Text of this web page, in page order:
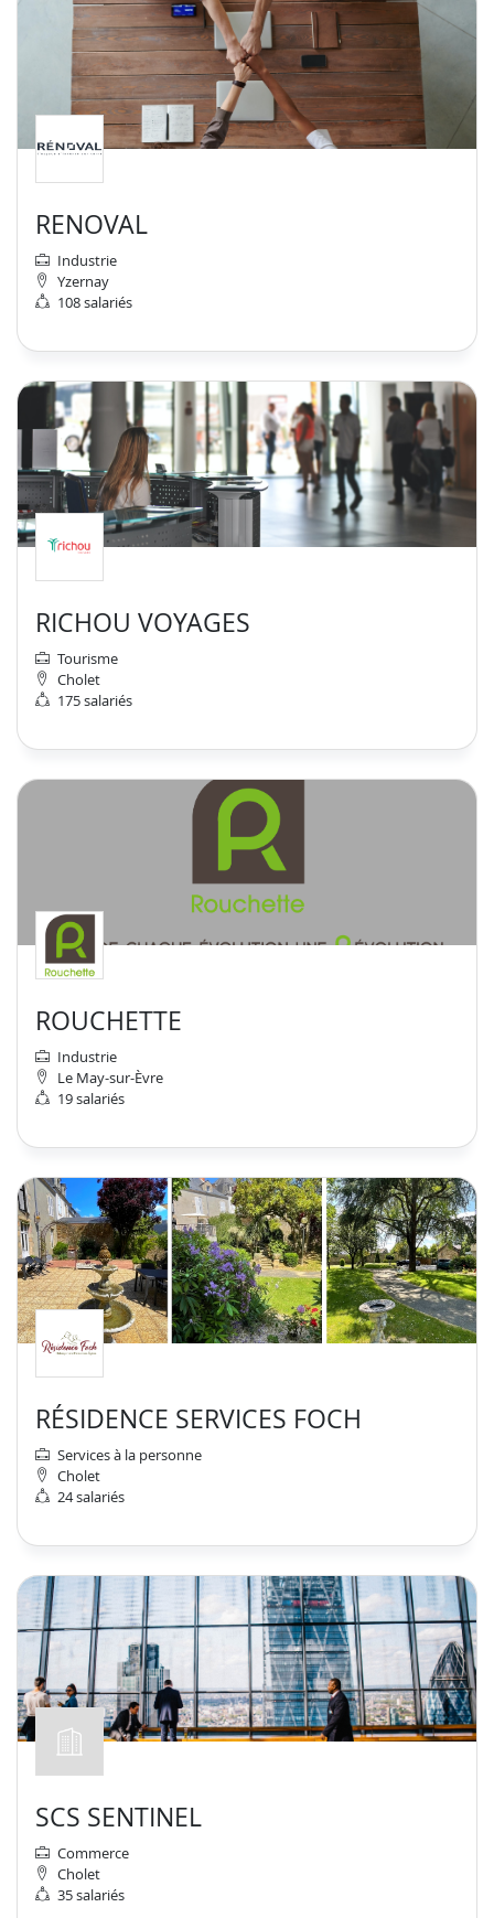
RENOVAL
Industrie
Yzernay
108 salariés
RICHOU VOYAGES
Tourisme
Cholet
175 salariés
ROUCHETTE
Industrie
Le May-sur-Èvre
19 salariés
RÉSIDENCE SERVICES FOCH
Services à la personne
Cholet
24 salariés
SCS SENTINEL
Commerce
Cholet
35 salariés